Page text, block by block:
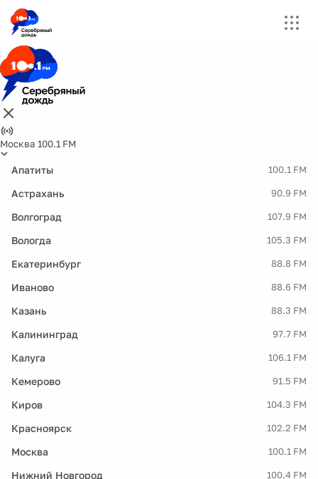
Москва 100.1 FM
Апатиты 100.1 FM
Астрахань 90.9 FM
Волгоград 107.9 FM
Вологда 105.3 FM
Екатеринбург 88.8 FM
Иваново 88.6 FM
Казань 88.3 FM
Калининград 97.7 FM
Калуга 106.1 FM
Кемерово 91.5 FM
Киров 104.3 FM
Красноярск 102.2 FM
Москва 100.1 FM
Нижний Новгород 100.4 FM